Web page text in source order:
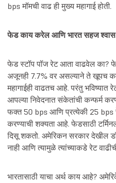
bps मॉमची वाढ ही मुख्य महागाई होती.
फेड काय करेल आणि भारत सहज
फेड स्टॉप पॉज रेट आता वाढवेल का?
अजूनही 7.7% वर असल्याने ते खूपच
महागाईही वाढतच आहे. परंतु भविष्यात
आपल्या निवेदनात संकेतांची कन्फर्म
फक्त 50 bps आणि प्रत्येकी 25 bps
करण्याची शक्यता आहे. फेडसाठी
दिसू शकतो. अमेरिकन सरकार देखील
नाही आणि त्यामुळे त्यांच्याकडे रेट
भारतासाठी याचा अर्थ काय आहे?